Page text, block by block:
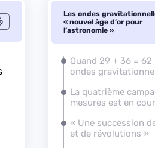
Les ondes
« nouvel âge d’or pour
l’astronomie »
Quand 29 + 36 = 62
ondes
La quatrième
mesures est en
« Une succession
et de révolutions »